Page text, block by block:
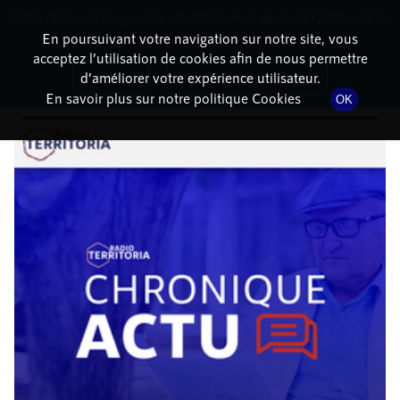
DÉTAILS DE L'ÉPISODE
16 août 2021 à 4h02, durée : 3 minutes
En poursuivant votre navigation sur notre site, vous
acceptez l’utilisation de cookies afin de nous permettre
d’améliorer votre expérience utilisateur.
En savoir plus sur notre politique Cookies
OK
dessous pour l'installer.
Non merci Télécharger l'application